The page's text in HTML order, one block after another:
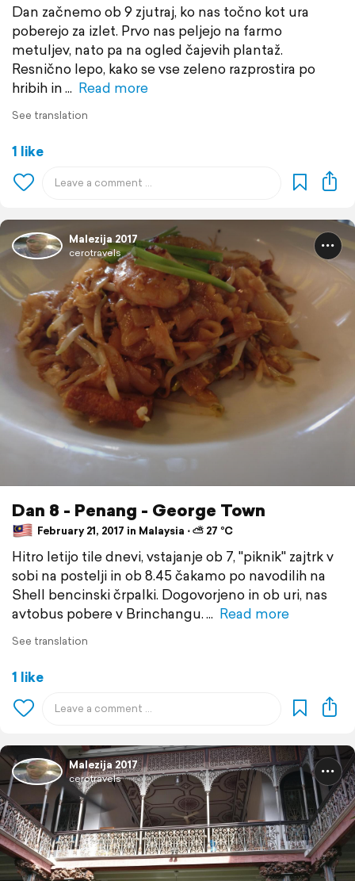
Dan začnemo ob 9 zjutraj, ko nas točno kot ura
poberejo za izlet. Prvo nas peljejo na farmo
metuljev, nato pa na ogled čajevih plantaž.
Resnično lepo, kako se vse zeleno razprostira po
hribih in
Read more
See translation
1 like
Malezija 2017
cerotravels
Dan 8 - Penang - George Town
February 21, 2017 in Malaysia ⋅ ⛅ 27 °C
Hitro letijo tile dnevi, vstajanje ob 7, "piknik" zajtrk v
sobi na postelji in ob 8.45 čakamo po navodilih na
Shell bencinski črpalki. Dogovorjeno in ob uri, nas
avtobus pobere v Brinchangu.
Read more
See translation
1 like
Malezija 2017
cerotravels